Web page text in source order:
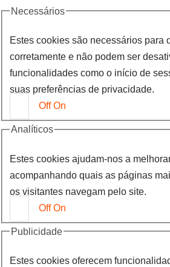
Necessários
Estes cookies são necessários para
corretamente e não podem ser
funcionalidades como o início de
suas preferências de privacidade.
Off On
Analíticos
Estes cookies ajudam-nos a
acompanhando quais as páginas
os visitantes navegam pelo site.
Off On
Publicidade
Estes cookies oferecem